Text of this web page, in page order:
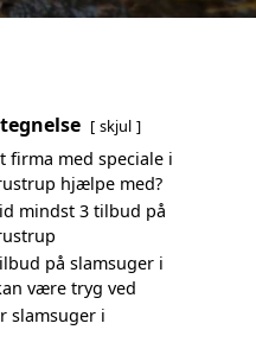
skjul
firma med speciale i
hjælpe med?
mindst 3 tilbud på
på slamsuger i
være tryg ved
slamsuger i